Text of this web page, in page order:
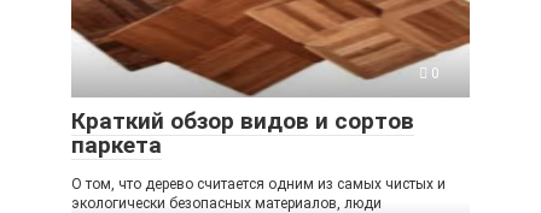
0
Краткий обзор видов и сортов
паркета
О том, что дерево считается одним из самых чистых и
экологически безопасных материалов, люди